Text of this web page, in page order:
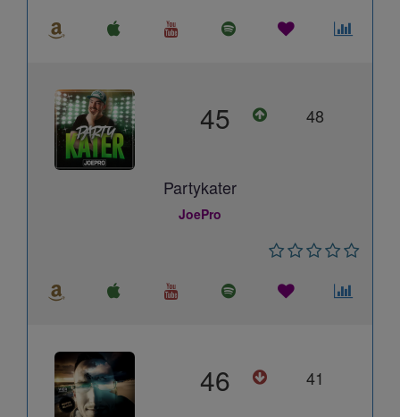
45 48
Partykater
JoePro
46 41